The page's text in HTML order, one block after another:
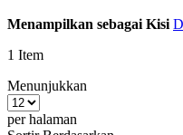
Menampilkan sebagai Kisi
1 Item
Menunjukkan
per halaman